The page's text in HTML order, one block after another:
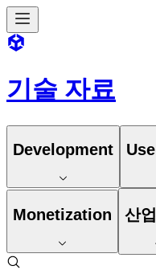
기술 자료
Development
Monetization 산